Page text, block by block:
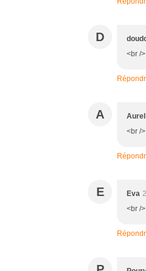
D
<br /
A
Aurel
<br /
E Eva
<br /